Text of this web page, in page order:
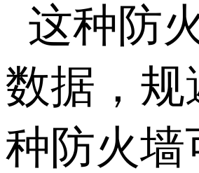
这种防
数据，
种防火墙